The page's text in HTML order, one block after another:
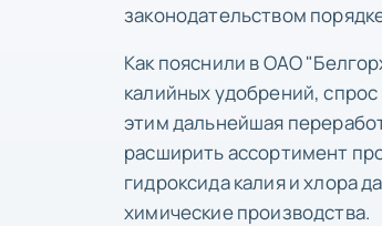
законодательством
Как пояснили в ОАО
калийных удобрений,
этим дальнейшая
расширить ассортимент
гидроксида калия и хлора
химические производства.